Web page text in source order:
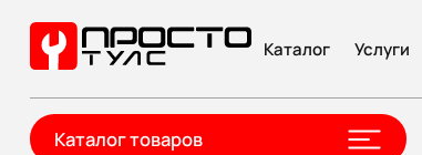
Каталог Услуги
Каталог товаров